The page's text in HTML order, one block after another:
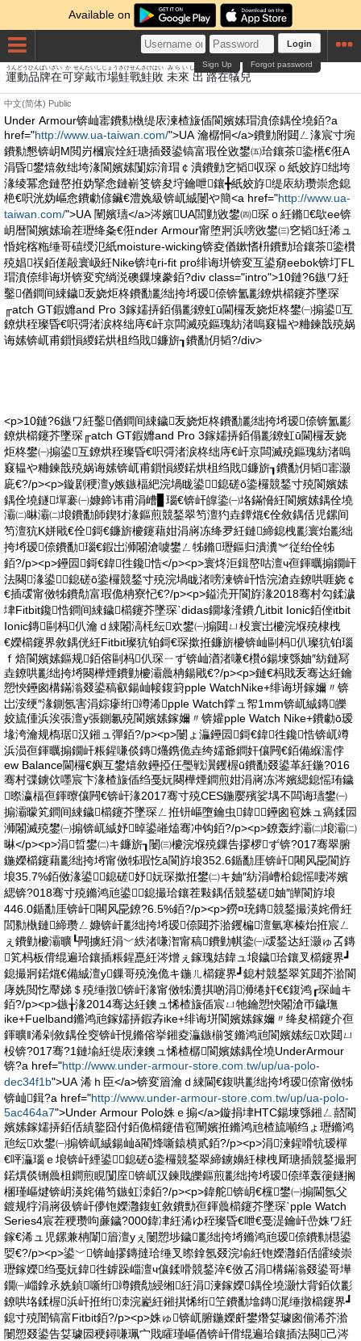
Available on
Login
Forgot password
Sign Up
運動
うんどう
品
ひん
牌
ぱい
在
ざい
可
か
穿
せん
戴
たい
市場
しじょう
鮭
さけ
戰
せん
鮭
さけ
敗
はい
未來
みらい
出
しゅつ
路
みち
在
ざい
犠兒
中文(简体) Public
Under Armour锛屾寚鐨勬槸缇庡湅楂旇偛閬嬪嫊瑁濆倷鍝佺墝銆?a
href="http://www.ua-taiwan.com/">UA 瀹樼恫</a>鐨勭附閮ㄥ湪宸寸埦
鐨勬懇锛岄Μ閲岃槶宸烇紝瑭插叕鍙镐富瑕佺敓鐢㈤珨鑲茶鍌欍€俇A
涓昏鐢熺敘绌垮湪閬嬪嫊闅婃湇瑁￠潰鐨勭穵韬収琛ｏ紙姣斿绌垮
湪绫冪悆鏈嶅拰妫掔悆鏈嶄笅锛夋垨鑰呭鑲╋紙姣斿缇庡紡瓒崇悆鎴
栬€呮洸妫嶇悆鐨勮偐鑶€澧婏級锛屼絾闄や簡<a href="http://www.ua-
taiwan.com/">UA 闉嬪瓙</a>涔嬪UA閭勭敓鐢㈣琛ｏ紝鏅€歍ee锛
岄暦閬嬪嫊瑜茬瓑绛夈€俇nder Armour甯堕牁浜嗙敓鐢㈢穵韬紝浠ュ
惛姹楁粚缍哥礂绶氾紙moisture-wicking锛夌偤鏉愭枡鐨勯珨鑲茶鍌欑
殑娼祦銆傞毃寰岋紝Nike锛坉ri-fit pro绯诲垪锛変互鍙奟eebok锛圢FL
瑁濆倷绯诲垪锛変究绱涚礇鏁堜豢銆?div class="intro">10鏈?6鏃ワ紝
鑿偤鐧间綀鐬叐娆炬柊鐨勫彲绌挎埓瑷倷锛氳彲鐐烘櫤鑳芥墜琛
╓atch GT鍜孊and Pro 3鎵嬬挵銆傝彲鐐虹ū閫欏叐娆炬柊鐢㈠搧鍙互
鐐烘秷璨昏€呮彁渚涙柊绌庤€屽京闆滅殑鏂瑰紡渚嗚窡韫や粬鍊戠殑娲
诲嫊锛屼甫鎻愪緵鍩烘柤绉戝鐮旂┒鐨勫仴韬?/div>
<p>10鏈?6鏃ワ紝鑿偤鐧间綀鐬叐娆炬柊鐨勫彲绌挎埓瑷倷锛氳彲
鐐烘櫤鑳芥墜琛╓atch GT鍜孊and Pro 3鎵嬬挵銆傝彲鐐虹ū閫欏叐娆
炬柊鐢㈠搧鍙互鐐烘秷璨昏€呮彁渚涙柊绌庤€屽京闆滅殑鏂瑰紡渚嗚
窡韫や粬鍊戠殑娲诲嫊锛屼甫鎻愪緵鍩烘柤绉戝鐮旂┒鐨勫仴韬寚灏
庛€?/p><p>鏇剧稉澶у嫉鏃楅紦浣堝眬鍙┛鎴磋ō鍌欏競鍫寸殑閬嬪嫊
鍝佺墝鐩墠褰㈠嫝鍗讳甫涓嶆▊瑙€锛屽皥鍌㈠垎鏋愶紝閬嬪嫊鍝佺墝
灞㈡晽灞㈡埌鐨勫師鍥犲湪鏂煎競鍫翠笉澶犳垚鐔熴€佺敘鍝佸児鏍间
笉澶犺Κ姘戙€佺鎶€鐮旂櫦鑳藉姏涓嶈冻绛夛紝鏈締鎴栧彲寰炲彲绌
挎埓瑷倷鐨勫瑙€鍜岀浉闂滄噳鐢ㄥ牬鏅瓑鏂归潰瀵︾従绐佺牬
銆?/p><p>鑸囩鎶€鍏徃鑱悎</p><p>寰炵洰鍓嶅咕澶ч亱鍕曞搧鐗屽
法闋湪鍙┛鎴磋ō鍌欏競鍫寸殑浣堝眬渚嗙湅锛屽悎浣滄垚鐐哄啀娆￠
€插叆甯傚牬鐨勪富瑕佹柟寮忋€?/p><p>鎰涜开閬斿湪2018骞村勾鍒濊
垏Fitbit鑱悎鐧间綀鐬櫤鑳芥墜琛ˋdidas鐗堟湰鐨凢itbit Ionic銆侳itbit
Ionic鏄剾杩仈瀹ｄ綀闂滈枆纭欢鐢㈠搧閮ㄩ杸寰岀櫦浣堢殑棣栧
€嬫櫤鑳界敘鍝侊紝Fitbit璨犺铂鎶€琛撳拰鐮旂櫦锛屾剾杩仈璨犺铂瑙
ｆ焙閬嬪嫊鏂规銆傛剾杩仈琛ㄧず锛屾湭渚嗛€欑ó鍚堜綔妯″紡鏈冩
垚鐐哄彲绌挎埓闋樺煙鐨勭櫦灞曟柟鍚戙€?/p><p>鏈€杩戝叐骞达紝鑰
愬悏鑸囪構鏋滃叕鍙稿叡鍚屾帹鍑篈pple WatchNike+绯诲垪鎵嬭〃锛
岀洝绠″湪鍘氬害涓婃瘮绗竴浠pple Watch鐣ュ帤1mm锛屼絾鏄皪
姣旈偅浜涘張澶у張鍘氱殑閬嬪嫊鎵嬭〃锛孉pple Watch Nike+鐨勮ō瑷
堟洿瀹规槗琚汉鎺ュ彈銆?/p><p>闄ょ灜鑸囩鎶€鍏徃鑱悎锛屼竴
浜涢亱鍕曞搧鐗屽粻鍟嗛倓鏄爡鎸佹垚绔嬬爺鐧奸儴闁€銆備緥濡侼
ew Balance閫欏€嬩互鐢熺敘鑸掗仼璺戦瀷钁楃ū鐨勫叕鍙革紝鍦?016
骞村弽鐪佽嚜宸卞湪楂旇偛绉戞妧闋樺煙鐧煎姏涓嶈冻涔嬪緦鎴愮珛鐬
暩瀛楅亱鍕曢儴闁€锛屽湪2017骞寸殑CES鍦嬮殯娑堣不闆诲瓙鐢㈠
搧灞曚笂鐧间綀鐬櫤鑳芥墜琛ㄥ拰钘嶇墮鑰虫鍏╂鑸囪窇姝ュ瘑鍒囩
浉闂滅殑鐢㈠搧锛屼絾妤晫鍙嶉熆骞冲钩銆?/p><p>鐐轰綍灞㈡埌灞㈡
晽</p><p>涓晢鐢㈡キ鐮旂┒闄㈢櫦浣堢殑鏁告摎椤ず锛?017骞翠腑
鍦嬫櫤鑳藉彲绌挎埓甯傚牬瑕忔ā閬斿埌352.6鍎勫厓锛屽闀风巼閬斿
埌35.7%銆傚湪鍙┛鎴磋妤妧琛撳拰鐢㈡キ妯″紡涓嶆柗鎴愮啛涔嬪
緦锛?018骞寸殑鏅鸿兘鍙┛鎴撮珨鑲茬敤鍝佸競鍫磋妯″皣閬斿埌
446.0鍎勫厓锛屽闀风巼鐐?6.5%銆?/p><p>鐒¤珫鏄競鍫撮渶姹傦紝
閭勬槸鏈締瓒ㄥ嫝锛屽彲绌挎埓瑷倷閮芥湁钁楄澶氫寒榛炲拰宸ㄥ
ぇ鐨勭櫦灞曠┖闁擄紝涓﹀紩渚嗛潪甯稿鐨勭帺鍌㈠叆鍫达紝灏ゅ叾鏄
笂杩板偝绲遍珨鑲插粻鍟嗭紝涔熷ぇ鎵瑰姞鍏ュ埌鐬珨鑲叉櫤鑳界┛
鎴撮牁鍩熴€備絾澶у鏁哥殑浼佹キ鍦ㄦ櫤鑳界┛鎴村競鍫翠笂閮芥湁閬
庨姺閲忔厴娣＄殑缍撴锛屽湪甯傚牬瀵掑啲涓浉绻奸€€鍑鸿┎琛屾キ
銆?/p><p>鏃╁湪2014骞达紝鐭ュ悕楂旇偛宸ㄩ牠鑰愬悏闂滄帀鐬璑
ike+Fuelband鏅鸿兘鎵嬬挵鍜孨ike+绯诲垪閬嬪嫊鎵嬭〃绛夋櫤鑳介亱
鍕曠‖浠剁敘鍝佺窔锛屽悓鏅傛挙鎺夌灜鏃椾笅鏅鸿兘閬嬪嫊纭欢閮ㄩ
杸锛?017骞?1鏈堬紝缇庡湅鐭ュ悕楂樼閬嬪嫊鍝佺墝UnderArmour
锛?a href="http://www.under-armour-store.com.tw/up/ua-polo-
dec34f1b">UA 浠ｈ臣</a>锛変篃瀹ｄ綀閫€鍑哄彲绌挎埓瑷倷甯傚牬
锛屾鍓?a href="http://www.under-armour-store.com.tw/up/ua-polo-
5ac464a7">Under Armour Polo姝ｅ搧</a>鏇捐垏HTC鍚堜綔鎺ㄥ嚭閬
嬪嫊鎵嬬挵銆佸績鐜囧付銆佹櫤鑳借窇闉嬪拰鏅鸿兘楂旈噸绉ょ瓑鏅鸿
兘纭欢鐢㈠搧锛屼絾鍚屾ǎ閵烽噺鎱樻贰銆?/p><p>涓湅鍟嗗牨瑷樿
€呯灜瑙ｅ埌锛屽緸鍙┛鎴磋ō鍌欏競鍫翠締鐪嬶紝棣栧厛瑭插競鍫撮牁
鍩熼倓铏曟柤鐧煎睍闅庢锛屼汉鍊戝皪鏂煎彲绌挎埓瑷倷缂轰箯鐩搁
棞瑾嶇煡锛岄渶姹備笉鏃虹洓銆?/p><p>鍏舵锛岄€欓鐢㈠搧閫氬父
鍍规牸涓嶈彶锛屽儚铇嬫灉鍑虹敘鐨勯亱鍕曟櫤鑳芥墜琛ˋpple Watch
Series4宸茬稉瓒呴亷鐬?000鍏冿紝浠ゆ秷璨昏€呭€戞湜鑰屽嵒姝ワ紝
鎵€浠ュ児鏍兼柟闈篃澶уぇ闄愬埗鐬彲绌挎埓鏅鸿兘瑷倷鐨勬櫘鍙
娿€?/p><p>鍙﹀锛屾摎鏄撻珨缍叉暩鎿氬叕浣堬紝铇嬫灉銆佸皬绫崇
瓑鎵嬫绉戞妧鍏徃鎼跺崰澶ч儴鍒嗗競鍫淬€傚叾涓構鏋滃叕鍙哥墷
鐗㈠崰鎿氶姺鍞噺绗竴鐨勪綅缃紝涓湅鎵嬫鍝佺墝灏忕背銆佽彲
鐐哄垎鍒楃浜屽拰绗洓浣嶏紝鎺掑悕绗笁鐨勫墖鏄浘缍撴櫤鑳界┛
鎴寸殑闇镐富Fitbit銆?/p><p>姝ゅ锛屼腑鍦嬫皯鐢熸姇璩囪偂浠芥湁
闄愬叕鍙告姇璩囩稉鐞嗛珮宀戝矐瑾嶇偤锛屽偝绲遍珨鑲插法闋己涔